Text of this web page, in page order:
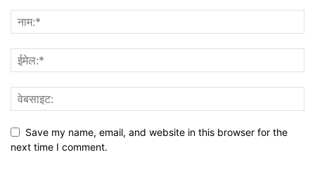
Save my name, email, and website in this browser for the
next time I comment.